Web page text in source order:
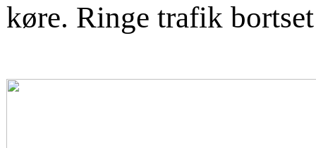
køre. Ringe trafik